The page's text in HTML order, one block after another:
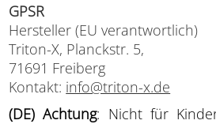
GPSR
Hersteller (EU verantwortlich)
Triton-X, Planckstr. 5,
71691 Freiberg
Kontakt: info@triton-x.de
(DE) Achtung: Nicht für